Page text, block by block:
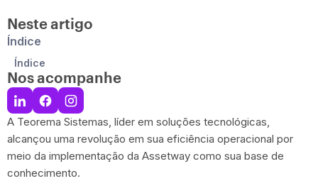
Neste artigo
Índice
Índice
Nos acompanhe
A Teorema Sistemas, líder em soluções tecnológicas,
alcançou uma revolução em sua eficiência operacional por
meio da implementação da Assetway como sua base de
conhecimento.